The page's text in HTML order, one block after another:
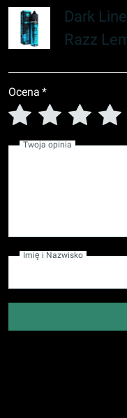
Dark
Razz
Ocena *
Twoja opinia
Imię i Nazwisko